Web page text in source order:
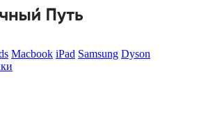
Macbook iPad Samsung Dyson